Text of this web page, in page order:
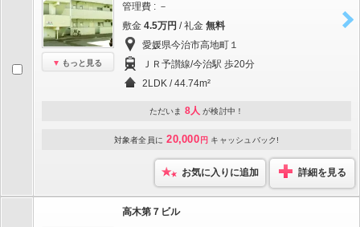
もっと見る
管理費 : －
敷金 4.5万円 / 礼金 無料
愛媛県今治市高地町１
ＪＲ予讃線/今治駅 歩20分
2LDK / 44.74m²
ただいま 8人 が検討中！
対象者全員に 20,000 円 キャッシュバック!
お気に入りに追加 詳細を見る
高木第７ビル